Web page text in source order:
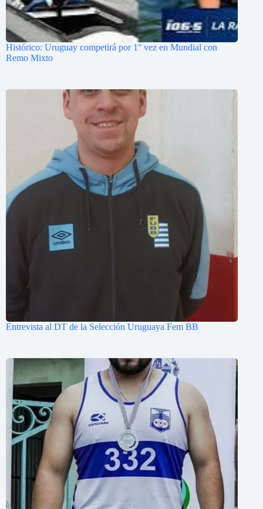
Histórico: Uruguay competirá por 1° vez en Mundial con
Remo Mixto
Entrevista al DT de la Selección Uruguaya Fem BB